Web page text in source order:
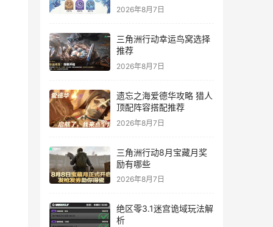
2026年8月7日
三角洲行动幸运鸟窝选择
推荐
2026年8月7日
遗忘之海爱德华攻略 猎人
顶配阵容搭配推荐
2026年8月7日
三角洲行动8月宝藏月奖
励有哪些
2026年8月7日
绝区零3.1迷宫诡域玩法解
析